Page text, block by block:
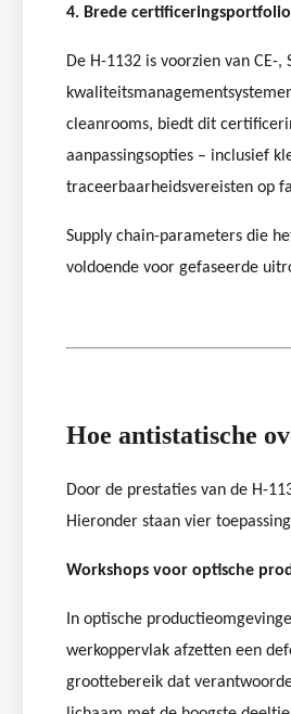
4. Brede
De H-1132 is voorzien van
cleanrooms, biedt dit
aanpassingsopties – inclusief
traceerbaarheidsvereisten op
Supply chain-parameters die
voldoende voor gefaseerde
Hoe antistatische
Door de prestaties van de H-
Hieronder staan ​​vier
Workshops voor optische
In optische
werkoppervlak afzetten een
groottebereik dat